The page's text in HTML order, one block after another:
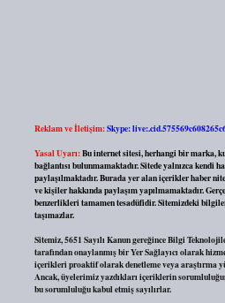
Reklam ve İletişim:Skype:
Yasal Uyarı:Bu internet sitesi, herhangi bir marka,
bağlantısı bulunmamaktadır. Sitede yalnızca kendi
paylaşılmaktadır. Burada yer alan içerikler haber
ve kişiler hakkında paylaşım yapılmamaktadır.
benzerlikleri tamamen tesadüfidir. Sitemizdeki
taşımazlar.
Sitemiz, 5651 Sayılı Kanun gereğince Bilgi
tarafından onaylanmış bir Yer Sağlayıcı olarak
içerikleri proaktif olarak denetleme veya araştırma
Ancak, üyelerimiz yazdıkları içeriklerin
bu sorumluluğu kabul etmiş sayılırlar.